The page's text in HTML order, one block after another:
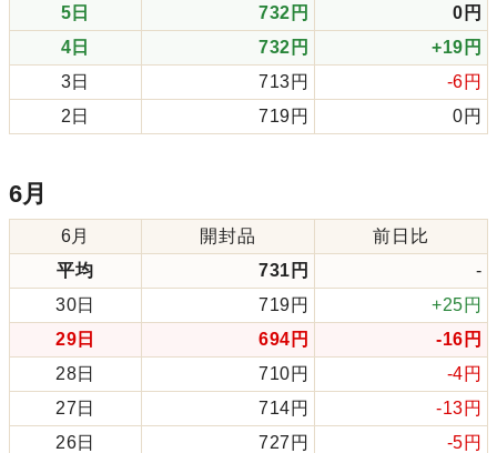
5日
732円
0円
4日
732円
+19円
3日
713円
-6円
2日
719円 0円
6月
6月 開封品
前日比
平均
731円
-
30日
719円
+25円
29日
694円
-16円
28日
710円
-4円
27日
714円
-13円
26日
727円
-5円